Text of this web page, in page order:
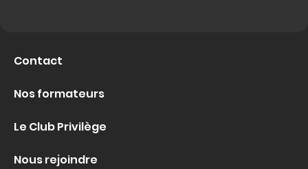
Contact
Nos formateurs
Le Club Privilège
Nous rejoindre